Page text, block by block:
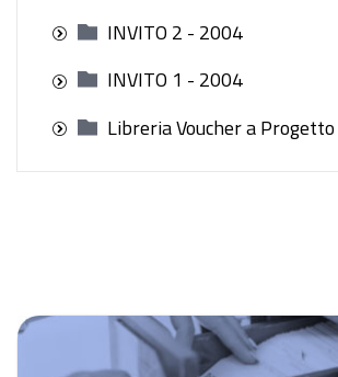
INVITO 2 - 2004
INVITO 1 - 2004
Libreria Voucher a Progetto